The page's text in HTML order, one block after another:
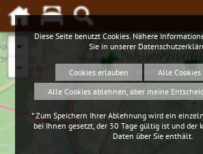
+
−
Diese Seite benutzt Cookies. Nähere
Sie in unserer
Cookies erlauben
Alle
Alle Cookies ablehnen, aber meine
* Zum Speichern Ihrer Ablehnung wird ein
bei Ihnen gesetzt, der 30 Tage gültig ist und der
Daten über Sie enthält.